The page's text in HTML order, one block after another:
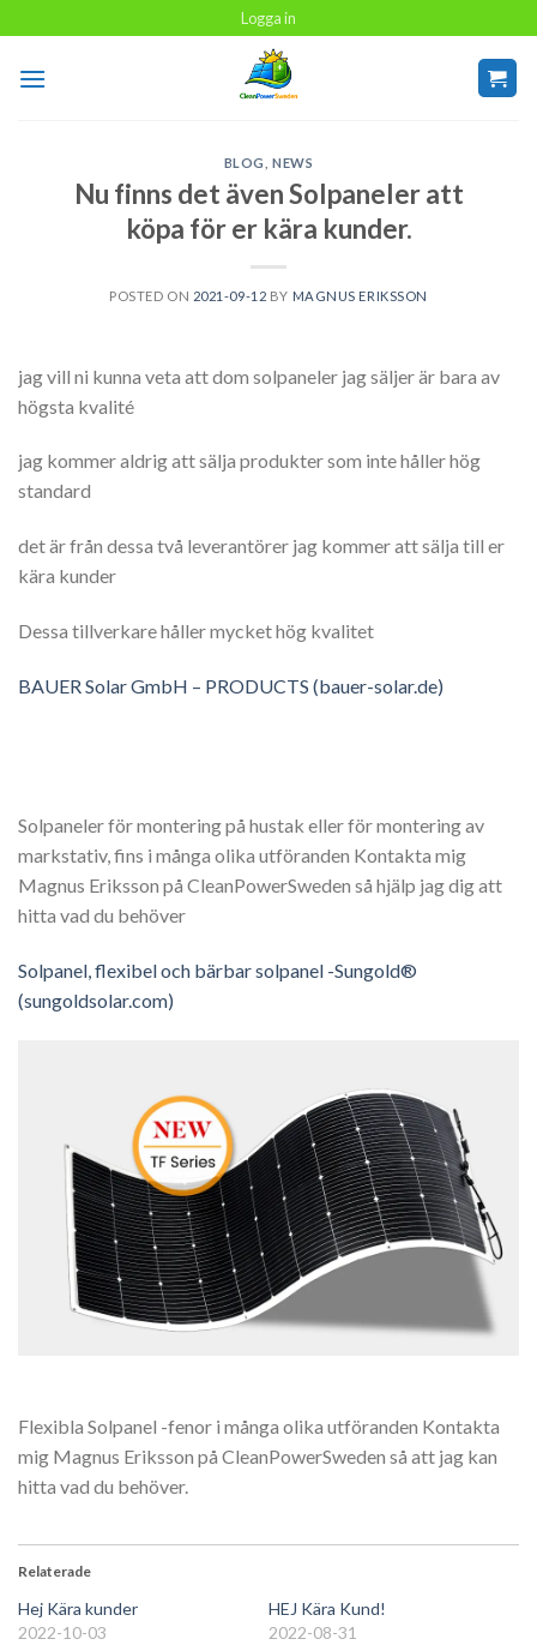
to
content
Logga in
BLOG ,NEWS
Nu finns det även Solpaneler att
köpa för er kära kunder.
POSTED ON 2021-09-12 BY MAGNUS ERIKSSON
jag vill ni kunna veta att dom solpaneler jag säljer är bara av
högsta kvalité
jag kommer aldrig att sälja produkter som inte håller hög
standard
det är från dessa två leverantörer jag kommer att sälja till er
kära kunder
Dessa tillverkare håller mycket hög kvalitet
BAUER Solar GmbH – PRODUCTS (bauer-solar.de)
Solpaneler för montering på hustak eller för montering av
markstativ, fins i många olika utföranden Kontakta mig
Magnus Eriksson på CleanPowerSweden så hjälp jag dig att
hitta vad du behöver
Solpanel, flexibel och bärbar solpanel -Sungold®
(sungoldsolar.com)
Flexibla Solpanel -fenor i många olika utföranden Kontakta
mig Magnus Eriksson på CleanPowerSweden så att jag kan
hitta vad du behöver.
Relaterade
Hej Kära kunder
2022-10-03
HEJ Kära Kund!
2022-08-31